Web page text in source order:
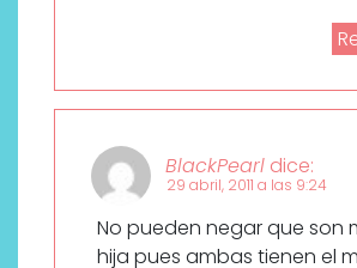
BlackPearl dice:
29 abril, 2011 a las 9:24
No pueden negar que son
hija pues ambas tienen el